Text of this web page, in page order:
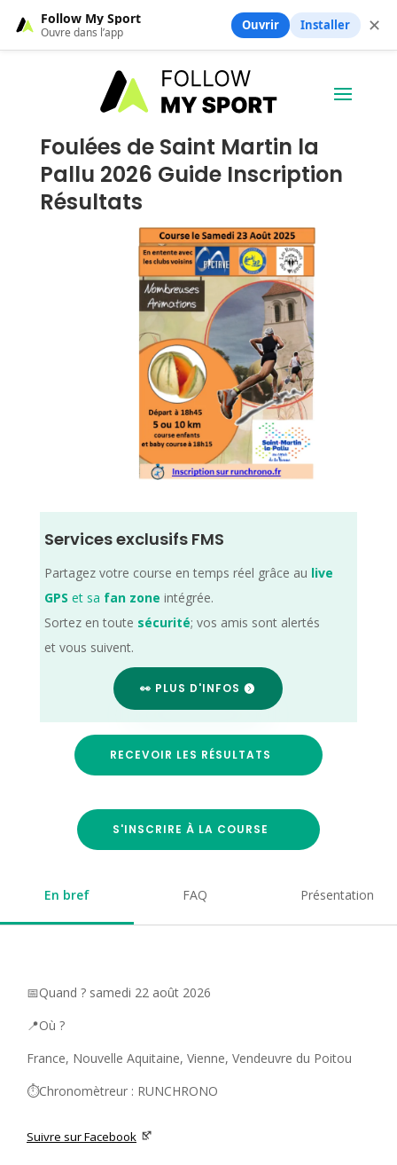
Foulées de Saint Martin la
Pallu 2026 Guide Inscription
Résultats
Services exclusifs FMS
Partagez votre course en temps réel grâce au live
GPS et sa fan zone intégrée.
Sortez en toute sécurité; vos amis sont alertés
et vous suivent.
👀 PLUS D'INFOS
RECEVOIR LES RÉSULTATS
S'INSCRIRE À LA COURSE
En bref FAQ Présentation
📅Quand ? samedi 22 août 2026
📍Où ?
France, Nouvelle Aquitaine, Vienne, Vendeuvre du Poitou
⏱️Chronomètreur : RUNCHRONO
Suivre sur Facebook
Follow My Sport
Ouvre dans l’app Ouvrir Installer ✕